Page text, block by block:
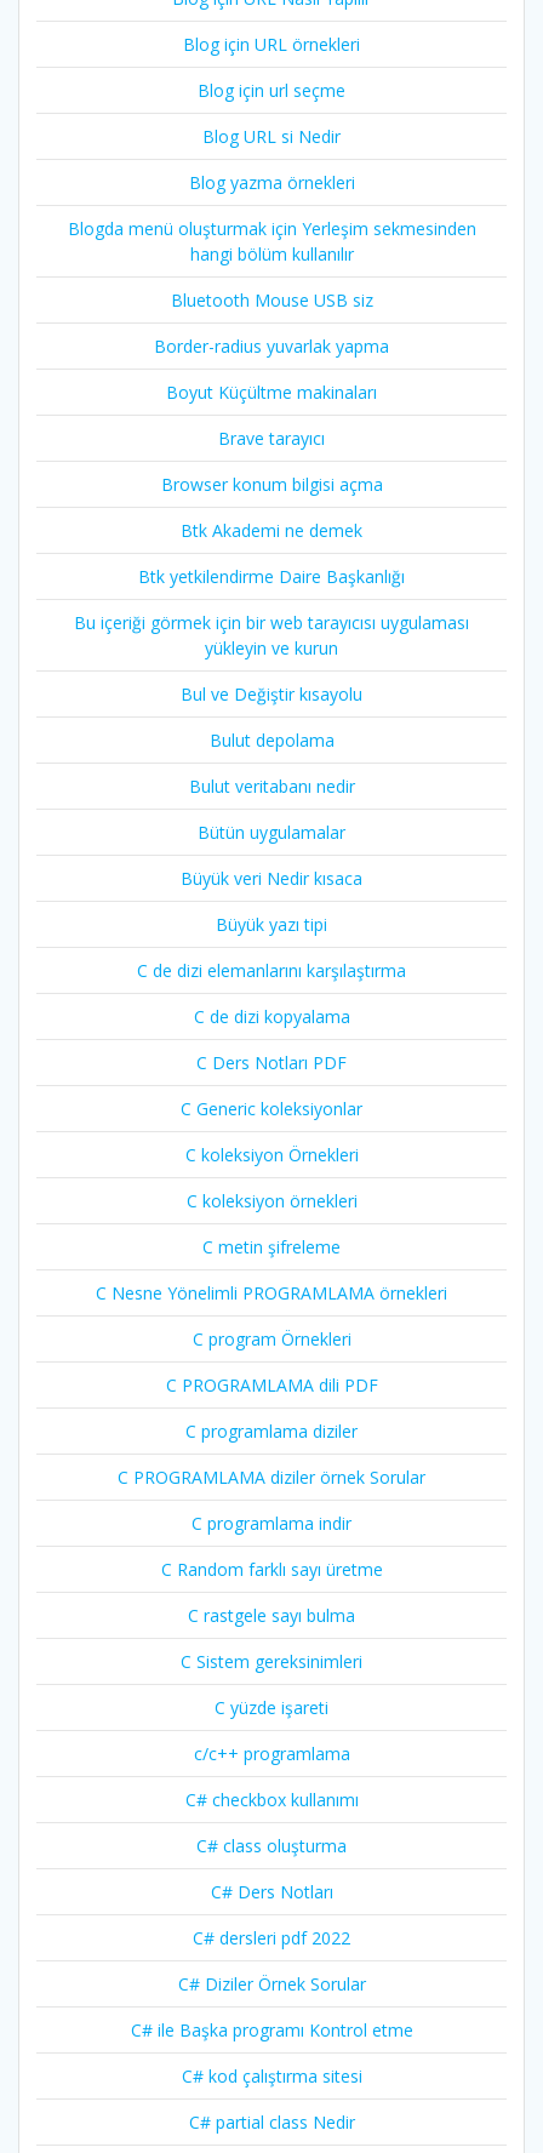
Blog için URL örnekleri
Blog için url seçme
Blog URL si Nedir
Blog yazma örnekleri
Blogda menü oluşturmak için Yerleşim sekmesinden
hangi bölüm kullanılır
Bluetooth Mouse USB siz
Border-radius yuvarlak yapma
Boyut Küçültme makinaları
Brave tarayıcı
Browser konum bilgisi açma
Btk Akademi ne demek
Btk yetkilendirme Daire Başkanlığı
Bu içeriği görmek için bir web tarayıcısı uygulaması
yükleyin ve kurun
Bul ve Değiştir kısayolu
Bulut depolama
Bulut veritabanı nedir
Bütün uygulamalar
Büyük veri Nedir kısaca
Büyük yazı tipi
C de dizi elemanlarını karşılaştırma
C de dizi kopyalama
C Ders Notları PDF
C Generic koleksiyonlar
C koleksiyon Örnekleri
C koleksiyon örnekleri
C metin şifreleme
C Nesne Yönelimli PROGRAMLAMA örnekleri
C program Örnekleri
C PROGRAMLAMA dili PDF
C programlama diziler
C PROGRAMLAMA diziler örnek Sorular
C programlama indir
C Random farklı sayı üretme
C rastgele sayı bulma
C Sistem gereksinimleri
C yüzde işareti
c/c++ programlama
C# checkbox kullanımı
C# class oluşturma
C# Ders Notları
C# dersleri pdf 2022
C# Diziler Örnek Sorular
C# ile Başka programı Kontrol etme
C# kod çalıştırma sitesi
C# partial class Nedir